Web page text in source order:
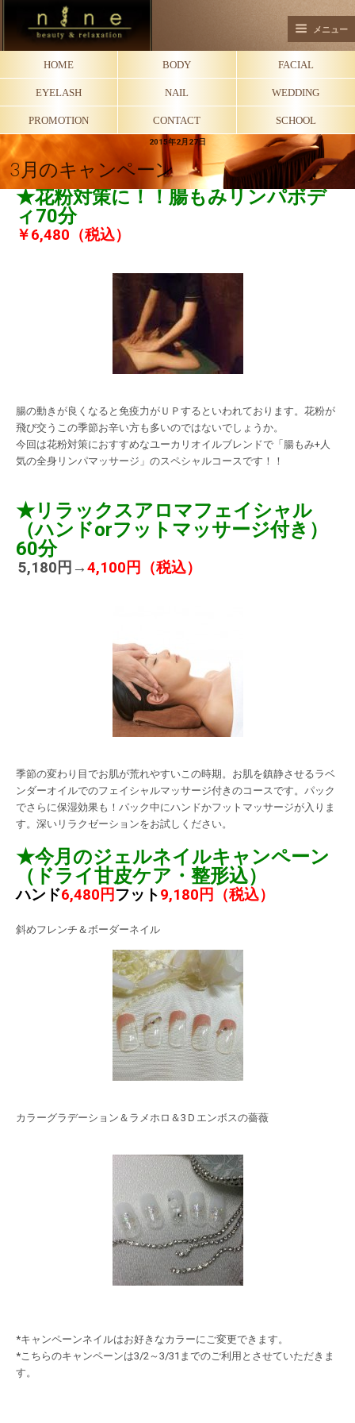
メニュー
HOME BODY FACIAL
EYELASH NAIL WEDDING
PROMOTION CONTACT SCHOOL
2015年2月27日
3月のキャンペーン
★花粉対策に！！腸もみリンパボデ
ィ70分
￥6,480（税込）
腸の動きが良くなると免疫力がＵＰするといわれております。花粉が
飛び交うこの季節お辛い方も多いのではないでしょうか。
今回は花粉対策におすすめなユーカリオイルブレンドで「腸もみ+人
気の全身リンパマッサージ」のスペシャルコースです！！
★リラックスアロマフェイシャル
（ハンドorフットマッサージ付き）
60分
5,180円→4,100円（税込）
季節の変わり目でお肌が荒れやすいこの時期。お肌を鎮静させるラベ
ンダーオイルでのフェイシャルマッサージ付きのコースです。パック
でさらに保湿効果も！パック中にハンドかフットマッサージが入りま
す。深いリラクゼーションをお試しください。
★今月のジェルネイルキャンペーン
（ドライ甘皮ケア・整形込）
ハンド6,480円 フット9,180円（税込）
斜めフレンチ＆ボーダーネイル
カラーグラデーション＆ラメホロ＆3Ｄエンボスの薔薇
*キャンペーンネイルはお好きなカラーにご変更できます。
*こちらのキャンペーンは3/2～3/31までのご利用とさせていただきま
す。